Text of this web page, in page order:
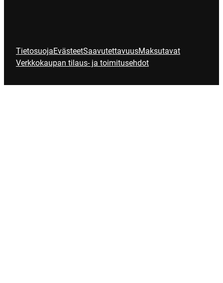
TietosuojaEvästeetSaavutettavuusMaksutavat
Verkkokaupan tilaus- ja toimitusehdot